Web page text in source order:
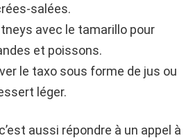
salées.
avec le tamarillo pour
et poissons.
le taxo sous forme de jus ou
léger.
aussi répondre à un appel à